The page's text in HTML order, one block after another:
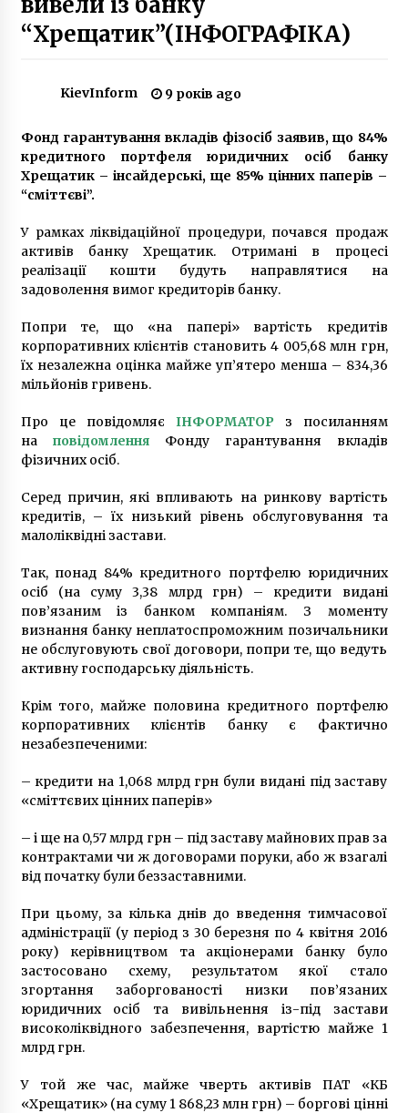
6 років ago
9 років ago
Тіло як джерело радості як відкрити його
потенціал
1 рік ago
трансформаторній підстанції
6 років ago
будівництві впав дах – придавило
будівельників
6 років ago
Київ піднявся у рейтингу «розумних» міст
“Хрещатик”(ІНФОГРАФІКА)
KievInform 9 років ago
Фонд гарантування вкладів фізосіб заявив, що 84%
кредитного портфеля юридичних осіб банку
Хрещатик – інсайдерські, ще 85% цінних паперів –
“сміттєві”.
У рамках ліквідаційної процедури, почався продаж
активів банку Хрещатик. Отримані в процесі
реалізації кошти будуть направлятися на
задоволення вимог кредиторів банку.
Попри те, що «на папері» вартість кредитів
корпоративних клієнтів становить 4 005,68 млн грн,
їх незалежна оцінка майже уп’ятеро менша – 834,36
мільйонів гривень.
Про це повідомляє ІНФОРМАТОРз посиланням
на повідомленняФонду гарантування вкладів
фізичних осіб.
Серед причин, які впливають на ринкову вартість
кредитів, – їх низький рівень обслуговування та
малоліквідні застави.
Так, понад 84% кредитного портфелю юридичних
осіб (на суму 3,38 млрд грн) – кредити видані
пов’язаним із банком компаніям. З моменту
визнання банку неплатоспроможним позичальники
не обслуговують свої договори, попри те, що ведуть
активну господарську діяльність.
Крім того, майже половина кредитного портфелю
корпоративних клієнтів банку є фактично
незабезпеченими:
– кредити на 1,068 млрд грн були видані під заставу
«сміттєвих цінних паперів»
– і ще на 0,57 млрд грн – під заставу майнових прав за
контрактами чи ж договорами поруки, або ж взагалі
від початку були беззаставними.
При цьому, за кілька днів до введення тимчасової
адміністрації (у період з 30 березня по 4 квітня 2016
року) керівництвом та акціонерами банку було
застосовано схему, результатом якої стало
згортання заборгованості низки пов’язаних
юридичних осіб та вивільнення із-під застави
високоліквідного забезпечення, вартістю майже 1
млрд грн.
У той же час, майже чверть активів ПАТ «КБ
«Хрещатик» (на суму 1 868,23 млн грн) – боргові цінні